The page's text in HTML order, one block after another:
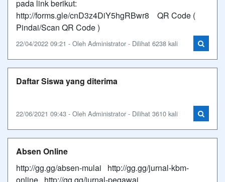
pada link berikut:
http://forms.gle/cnD3z4DiY5hgRBwr8 QR Code (
Pindai/Scan QR Code )
22/04/2022 09:21 - Oleh Administrator - Dilihat 6238 kali
Daftar Siswa yang diterima
22/06/2021 09:43 - Oleh Administrator - Dilihat 3610 kali
Absen Online
http://gg.gg/absen-mulai http://gg.gg/jurnal-kbm-